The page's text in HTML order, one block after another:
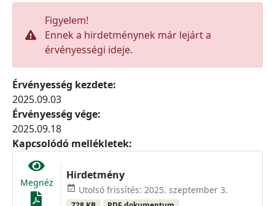
Figyelem!
Ennek a hirdetménynek már lejárt a
érvényességi ideje.
Érvényesség kezdete:
2025.09.03
Érvényesség vége:
2025.09.18
Kapcsolódó mellékletek:
Megnéz
Hirdetmény
event_available Utolsó frissítés: 2025. szeptember 3.